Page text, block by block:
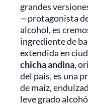
grandes
—protagonista
alcohol, es
ingrediente de
extendida en
chicha andina,
del país, es una
de maíz,
leve grado